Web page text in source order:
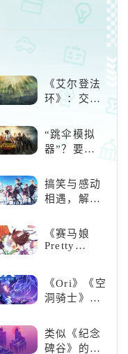
《艾尔登法
环》：交界
奇与魂系新
巅峰
“跳伞模拟
器”？要
“刚”？
搞笑与感动
相遇，解锁
的魅力
《赛马娘
Pretty
的竞速之旅
《Ori》《空
洞骑士》
胞》横向对
比，不知道
类似《纪念
碑谷》的解